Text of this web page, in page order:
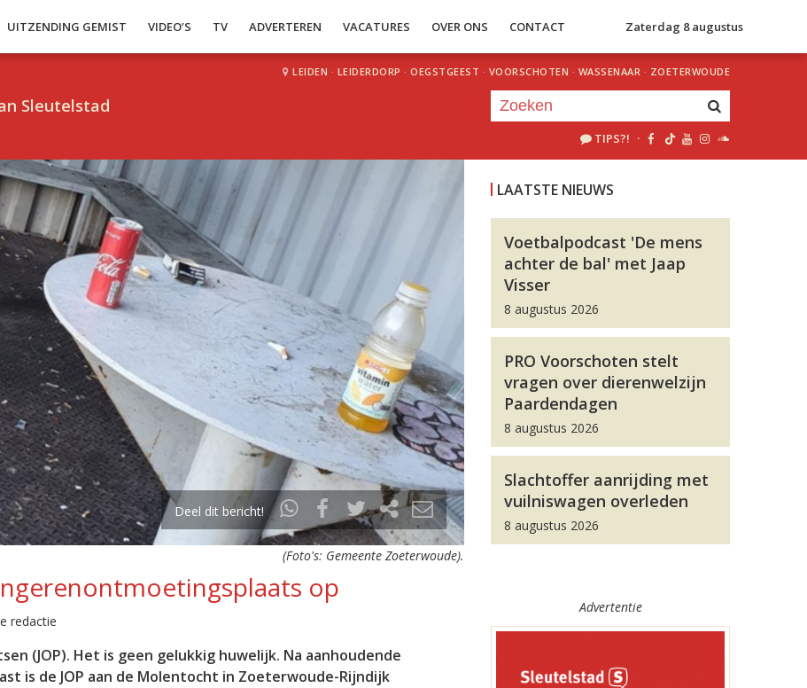
UITZENDING GEMIST VIDEO’S TV ADVERTEREN VACATURES OVER ONS CONTACT Zaterdag 8 augustus
Sleutelstad
LEIDEN · LEIDERDORP · OEGSTGEEST · VOORSCHOTEN · WASSENAAR · ZOETERWOUDE
TIPS?! ·
Deel dit bericht!
(Foto's: Gemeente Zoeterwoude).
op
redactie
(JOP). Het is geen gelukkig huwelijk. Na aanhoudende
is de JOP aan de Molentocht in Zoeterwoude-Rijndijk
LAATSTE NIEUWS
Voetbalpodcast 'De mens
achter de bal' met Jaap
Visser
8 augustus 2026
PRO Voorschoten stelt
vragen over dierenwelzijn
Paardendagen
8 augustus 2026
Slachtoffer aanrijding met
vuilniswagen overleden
8 augustus 2026
Advertentie